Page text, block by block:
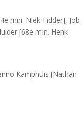
min. Niek Fidder], Job
[68e min. Henk
Kamphuis [Nathan